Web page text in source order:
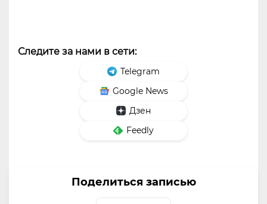
Следите за нами в сети:
Telegram
Google News
Дзен
Feedly
Поделиться записью